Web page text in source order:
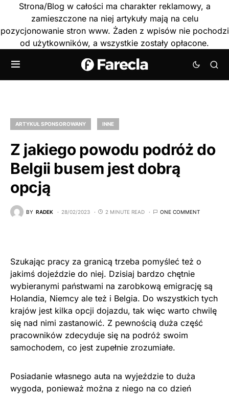
Strona/Blog w całości ma charakter reklamowy, a
zamieszczone na niej artykuły mają na celu
pozycjonowanie stron www. Żaden z wpisów nie pochodzi
od użytkowników, a wszystkie zostały opłacone.
ARTYKUŁ SPONSOROWANY INNE
Z jakiego powodu podróż do
Belgii busem jest dobrą
opcją
BY RADEK 28/02/2023 2 MINUTE READ ONE COMMENT
Szukając pracy za granicą trzeba pomyśleć też o
jakimś dojeździe do niej. Dzisiaj bardzo chętnie
wybieranymi państwami na zarobkową emigrację są
Holandia, Niemcy ale też i Belgia. Do wszystkich tych
krajów jest kilka opcji dojazdu, tak więc warto chwilę
się nad nimi zastanowić. Z pewnością duża część
pracowników zdecyduje się na podróż swoim
samochodem, co jest zupełnie zrozumiałe.
Posiadanie własnego auta na wyjeździe to duża
wygoda, ponieważ można z niego na co dzień